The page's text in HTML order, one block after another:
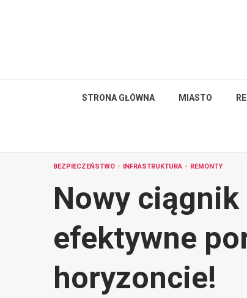
STRONA GŁÓWNA MIASTO
BEZPIECZEŃSTWO INFRASTRUKTURA REMONTY
Nowy
efektywne
horyzoncie!